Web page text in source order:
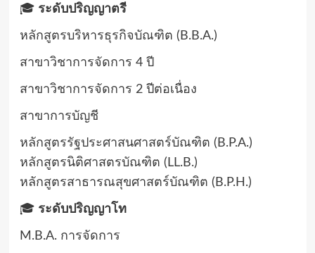
🎓 ระดับปริญญาตรี
หลักสูตรบริหารธุรกิจบัณฑิต (B.B.A.)
สาขาวิชาการจัดการ 4 ปี
สาขาวิชาการจัดการ 2 ปีต่อเนื่อง
สาขาการบัญชี
หลักสูตรรัฐประศาสนศาสตร์บัณฑิต (B.P.A.)
หลักสูตรนิติศาสตรบัณฑิต (LL.B.)
หลักสูตรสาธารณสุขศาสตร์บัณฑิต (B.P.H.)
🎓 ระดับปริญญาโท
M.B.A. การจัดการ